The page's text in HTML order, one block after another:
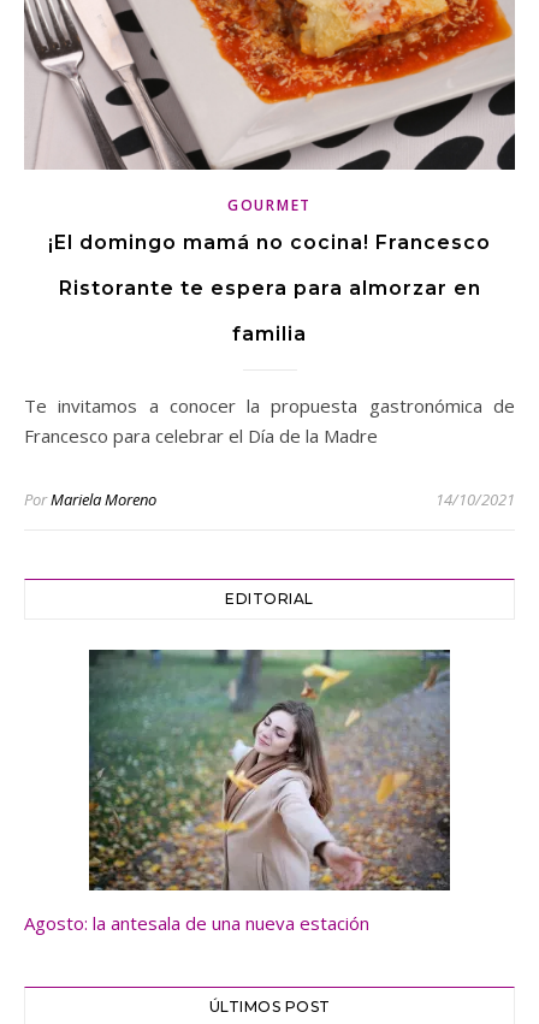
GOURMET
¡El domingo mamá no cocina! Francesco
Ristorante te espera para almorzar en
familia
Te invitamos a conocer la propuesta gastronómica de
Francesco para celebrar el Día de la Madre
PorMariela Moreno 14/10/2021
EDITORIAL
Agosto: la antesala de una nueva estación
ÚLTIMOS POST